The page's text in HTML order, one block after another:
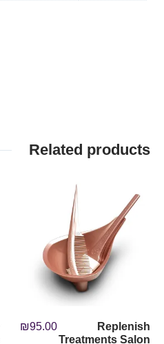
Related products
Replenish
Treatments Salon
₪95.00